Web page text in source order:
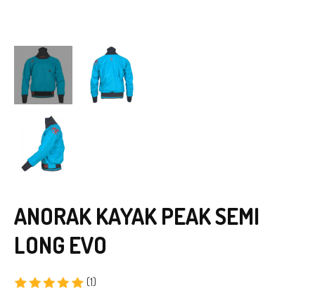
ANORAK KAYAK PEAK SEMI
LONG EVO
(1)